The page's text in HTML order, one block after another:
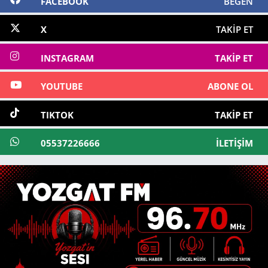
X TAKIP ET
INSTAGRAM TAKIP ET
YOUTUBE ABONE OL
TIKTOK TAKIP ET
05537226666 İLETIŞIM